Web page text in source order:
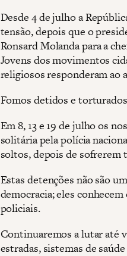
Desde 4 de julho a
tensão, depois que o
Ronsard Molanda para a
Jovens dos movimentos
religiosos responderam ao
Fomos detidos e
Em 8, 13 e 19 de julho os
solitária pela polícia
soltos, depois de sofrerem
Estas detenções não são
democracia; eles
policiais.
Continuaremos a lutar até
estradas, sistemas de